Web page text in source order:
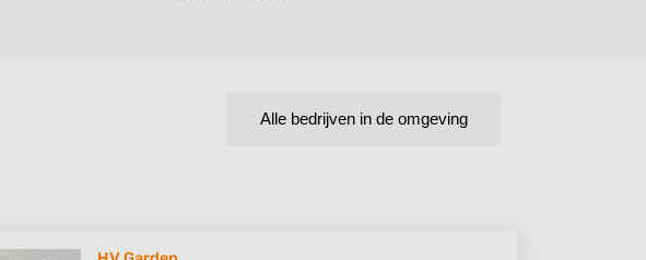
Alle bedrijven in de omgeving